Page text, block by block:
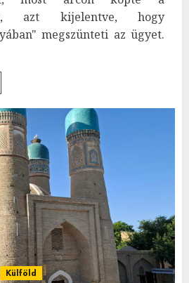
azt kijelentve, hogy
megszünteti az ügyet.
Külföld